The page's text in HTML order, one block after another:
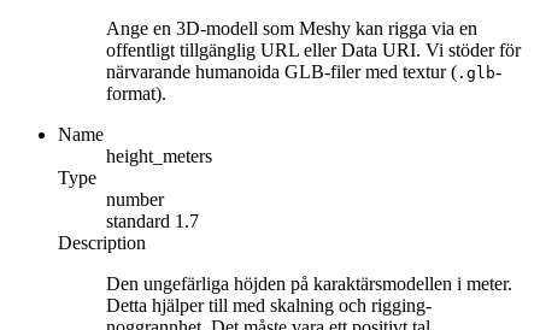
Ange en 3D-modell som Meshy kan rigga via en
offentligt tillgänglig URL eller Data URI. Vi stöder för
närvarande humanoida GLB-filer med textur ( .glb-
format).
Name
height_meters
Type
number
standard 1.7
Description
Den ungefärliga höjden på karaktärsmodellen i meter.
Detta hjälper till med skalning och rigging-